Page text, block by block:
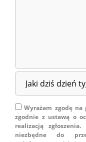
Wyrażam zgodę na
zgodnie z ustawą o
realizacją
niezbędne do